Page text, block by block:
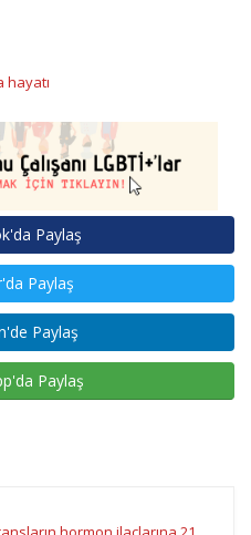
hayatı
Paylaş
Paylaş
Paylaş
Paylaş